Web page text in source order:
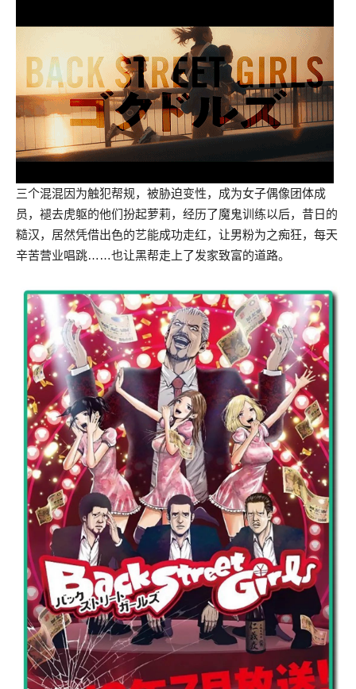
三个混混因为触犯帮规，被胁迫变性，成为女子偶像团体成
员，褪去虎躯的他们扮起萝莉，经历了魔鬼训练以后，昔日的
糙汉，居然凭借出色的艺能成功走红，让男粉为之痴狂，每天
辛苦营业唱跳……也让黑帮走上了发家致富的道路。